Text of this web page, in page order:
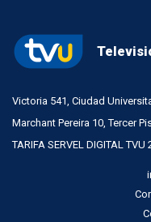
Victoria 541, Ciudad
Marchant Pereira 10, Tercer
TARIFA SERVEL DIGITAL TVU